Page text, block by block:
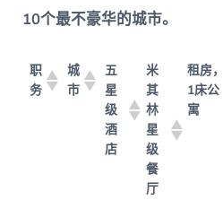
10个最不豪华的城市。
职
务
城
市
五
星
级
酒
店
米
其
林
星
级
餐
厅
租房，
1床公
寓